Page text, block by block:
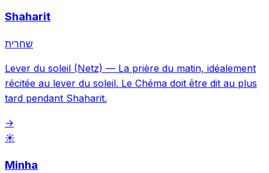
Shaharit
שחרית
Lever du soleil (Netz) — La prière du matin, idéalement
récitée au lever du soleil. Le Chéma doit être dit au plus
tard pendant Shaharit.
→
☀️
Minha